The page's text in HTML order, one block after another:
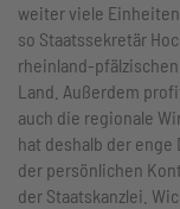
weiter viele
so Staatssekretär
rheinland-
Land. Außerdem
auch die regionale
hat deshalb der
der persönlichen
der Staatskanzlei.